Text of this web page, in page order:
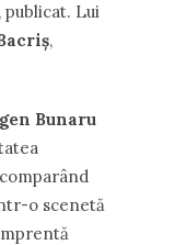
publicat. Lui
,
Bunaru
o scenetă